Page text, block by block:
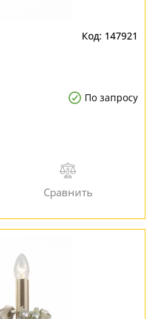
147921
По запросу